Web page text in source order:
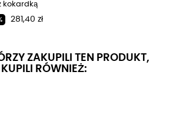
kokardką
Cena
281,40 zł
ZAKUPILI TEN PRODUKT,
KUPILI RÓWNIEŻ: